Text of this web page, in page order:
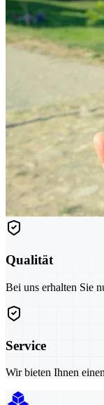
Qualität
Bei uns erhalten Sie
Service
Wir bieten Ihnen